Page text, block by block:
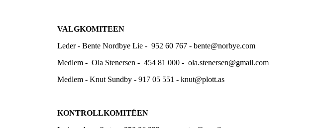
VALGKOMITEEN
Leder - Bente Nordbye Lie - 952 60 767 - bente@norbye.com
Medlem - Ola Stenersen - 454 81 000 - ola.stenersen@gmail.com
Medlem - Knut Sundby - 917 05 551 - knut@plott.as
KONTROLLKOMITÉEN